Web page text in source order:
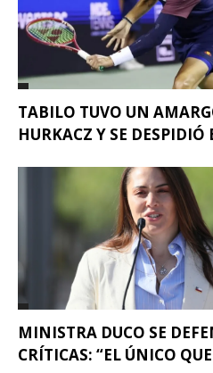
TABILO TUVO UN
HURKACZ Y SE DESPIDIÓ
MINISTRA DUCO SE
CRÍTICAS: “EL ÚNICO